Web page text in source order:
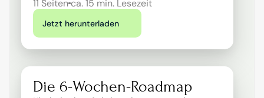
11 Seiten ca. 15 min. Lesezeit
Jetzt herunterladen
Die 6-Wochen-Roadmap